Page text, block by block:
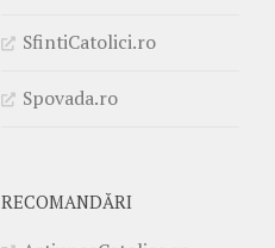
SfintiCatolici.ro
Spovada.ro
RECOMANDĂRI